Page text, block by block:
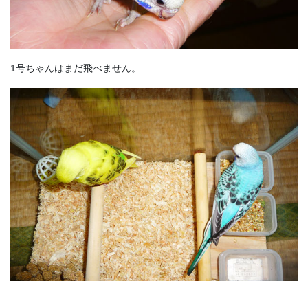
1号ちゃんはまだ飛べません。